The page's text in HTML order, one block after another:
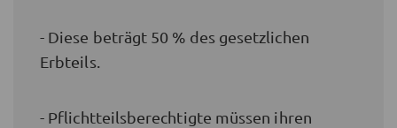
- Diese beträgt 50 % des gesetzlichen
Erbteils.
- Pflichtteilsberechtigte müssen ihren